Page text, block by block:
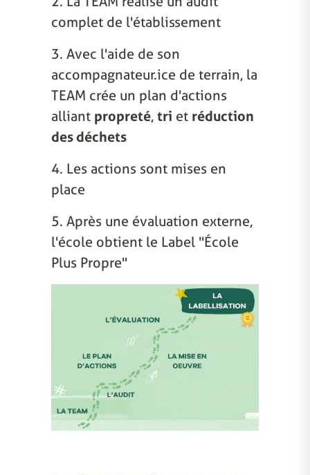
complet de l'établissement
3. Avec l'aide de son
accompagnateur.ice de terrain, la
TEAM crée un plan d'actions
alliant propreté, tri et réduction
des déchets
4. Les actions sont mises en
place
5. Après une évaluation externe,
l'école obtient le Label "École
Plus Propre"